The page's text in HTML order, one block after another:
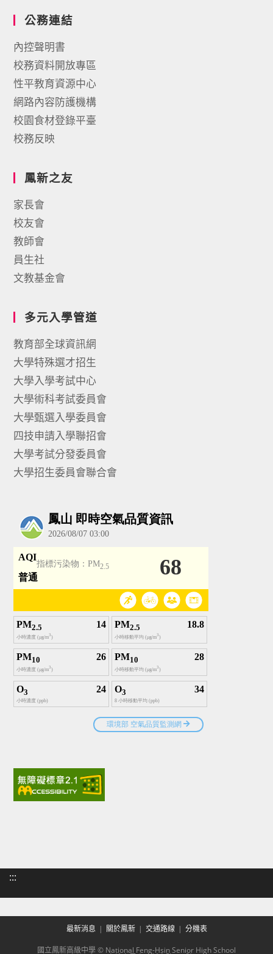
公務連結
內控聲明書
校務資料開放專區
性平教育資源中心
網路內容防護機構
校園食材登錄平臺
校務反映
鳳新之友
家長會
校友會
教師會
員生社
文教基金會
多元入學管道
教育部全球資訊網
大學特殊選才招生
大學入學考試中心
大學術科考試委員會
大學甄選入學委員會
四技申請入學聯招會
大學考試分發委員會
大學招生委員會聯合會
:::
最新消息 關於鳳新 交通路線 分機表
國立鳳新高級中學 © National Feng-Hsin Senior High School